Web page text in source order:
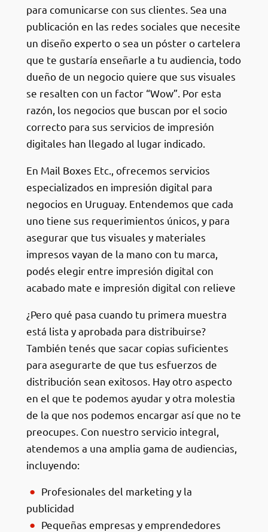
para comunicarse con sus clientes. Sea una
publicación en las redes sociales que necesite
un diseño experto o sea un póster o cartelera
que te gustaría enseñarle a tu audiencia, todo
dueño de un negocio quiere que sus visuales
se resalten con un factor “Wow”. Por esta
razón, los negocios que buscan por el socio
correcto para sus servicios de impresión
digitales han llegado al lugar indicado.
En Mail Boxes Etc., ofrecemos servicios
especializados en impresión digital para
negocios en Uruguay. Entendemos que cada
uno tiene sus requerimientos únicos, y para
asegurar que tus visuales y materiales
impresos vayan de la mano con tu marca,
podés elegir entre impresión digital con
acabado mate e impresión digital con relieve
¿Pero qué pasa cuando tu primera muestra
está lista y aprobada para distribuirse?
También tenés que sacar copias suficientes
para asegurarte de que tus esfuerzos de
distribución sean exitosos. Hay otro aspecto
en el que te podemos ayudar y otra molestia
de la que nos podemos encargar así que no te
preocupes. Con nuestro servicio integral,
atendemos a una amplia gama de audiencias,
incluyendo:
Profesionales del marketing y la
publicidad
Pequeñas empresas y emprendedores